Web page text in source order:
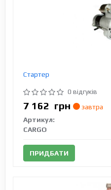
Стартер
0 відгуків
7 162 грн
завтра
Артикул:
CARGO
ПРИДБАТИ